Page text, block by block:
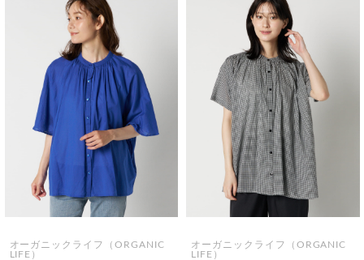
オーガニックライフ（ORGANIC
LIFE）
オーガニックライフ（ORGANIC
LIFE）